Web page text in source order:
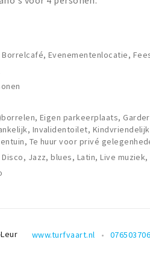
Evenementenlocatie,
Eigen parkeerplaats,
Invalidentoilet,
Te huur voor privé
Disco, Jazz, blues, Latin, Live
www.turfvaart.nl